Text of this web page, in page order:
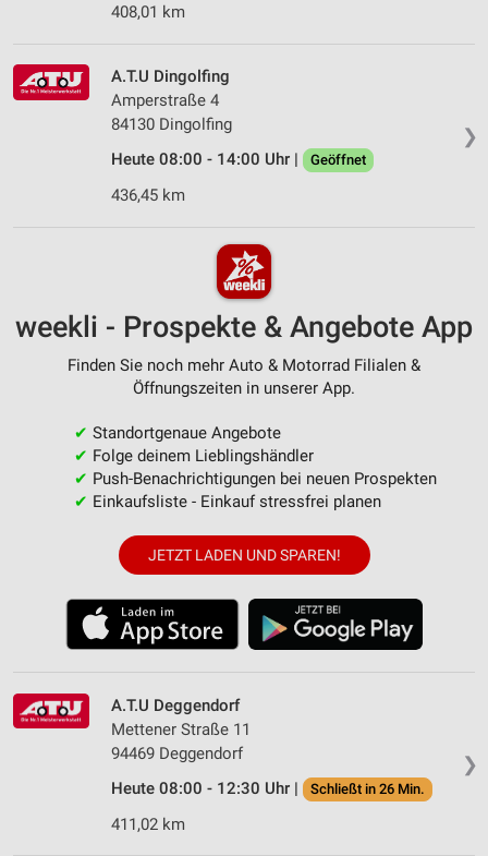
408,01 km
❯
A.T.U Dingolfing
Amperstraße 4
84130 Dingolfing
Heute 08:00 - 14:00 Uhr |
Geöffnet
436,45 km
weekli - Prospekte & Angebote App
Finden Sie noch mehr Auto & Motorrad Filialen &
Öffnungszeiten in unserer App.
✔ Standortgenaue Angebote
✔ Folge deinem Lieblingshändler
✔ Push-Benachrichtigungen bei neuen Prospekten
✔ Einkaufsliste - Einkauf stressfrei planen
JETZT LADEN UND SPAREN!
❯
A.T.U Deggendorf
Mettener Straße 11
94469 Deggendorf
Heute 08:00 - 12:30 Uhr |
Schließt in 26 Min.
411,02 km